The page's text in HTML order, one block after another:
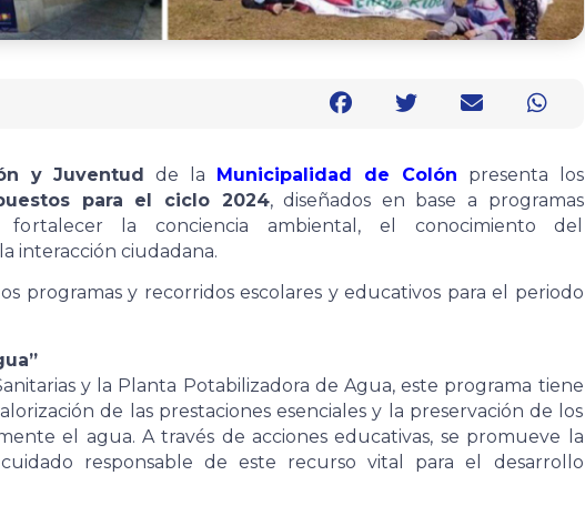
y Juventud de la Municipalidad de Colón presenta los
para el ciclo 2024, diseñados en base a programas
fortalecer la conciencia ambiental, el conocimiento del
interacción ciudadana.
programas y recorridos escolares y educativos para el periodo
y la Planta Potabilizadora de Agua, este programa tiene
de las prestaciones esenciales y la preservación de los
el agua. A través de acciones educativas, se promueve la
responsable de este recurso vital para el desarrollo